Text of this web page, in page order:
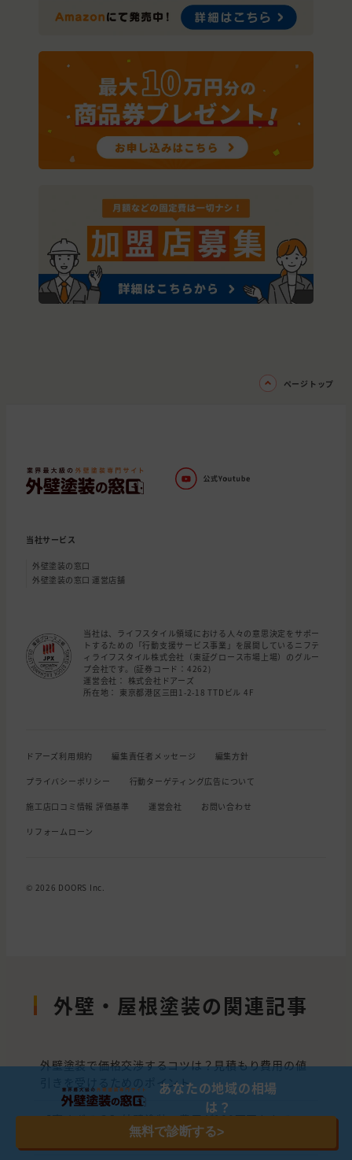
ページトップ
当社サービス
外壁塗装の窓口
外壁塗装の窓口 運営店舗
当社は、ライフスタイル領域における人々の意思決定をサポー
トするための「行動支援サービス事業」を展開しているニフテ
ィライフスタイル株式会社（東証グロース市場上場）のグルー
プ会社です。(証券コード：4262)
運営会社： 株式会社ドアーズ
所在地： 東京都港区三田1-2-18 TTDビル 4F
ドアーズ利用規約 編集責任者メッセージ 編集方針
プライバシーポリシー 行動ターゲティング広告について
施工店口コミ情報 評価基準 運営会社 お問い合わせ
リフォームローン
© 2026 DOORS Inc.
外壁・屋根塗装の関連記事
外壁塗装で価格交渉するコツは？見積もり費用の値
引きを受けるためのポイント
【高すぎる？】外壁塗装の費用が100万円かかるの
は普通！相場と騙されない見極め方をプロが解説
あなたの地域の相場
は？
無料で診断する>